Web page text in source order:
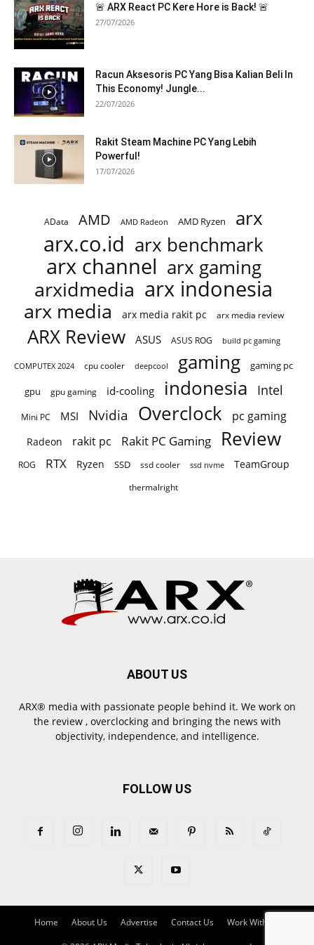
🚨 ARX React PC Kere Hore is Back! 🚨
27/07/2026
Racun Aksesoris PC Yang Bisa Kalian Beli In
This Economy! Jungle...
22/07/2026
Rakit Steam Machine PC Yang Lebih
Powerful!
17/07/2026
AData AMD AMD Radeon AMD Ryzen arx
arx.co.id arx benchmark
arx channel arx gaming
arxidmedia arx indonesia
arx media arx media rakit pc arx media review
ARX Review ASUS ASUS ROG build pc gaming
COMPUTEX 2024 cpu cooler deepcool gaming gaming pc
gpu gpu gaming id-cooling indonesia Intel
Mini PC MSI Nvidia Overclock pc gaming
Radeon rakit pc Rakit PC Gaming Review
ROG RTX Ryzen SSD ssd cooler ssd nvme TeamGroup
thermalright
ABOUT US
ARX® media with passionate people behind it. We work on
the review , overclocking and bringing the news with
objectivity, independence, and intelligence.
FOLLOW US
Home About Us Advertise Contact Us Work With Us